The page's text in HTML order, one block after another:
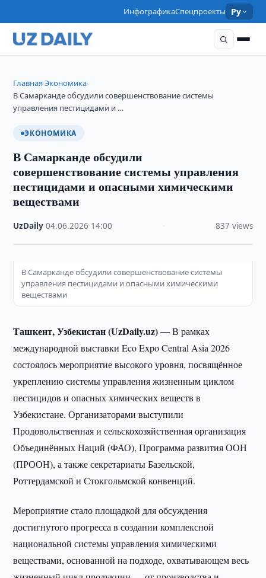
ИнфографикаСпецпроекты Ру
Главная›Экономика›
В Самарканде обсудили совершенствование системы
управления пестицидами и …
ЭКОНОМИКА
В Самарканде обсудили
совершенствование системы управления
пестицидами и опасными химическими
веществами
UzDaily ·04.06.2026 14:00 837 views
В Самарканде обсудили совершенствование системы
управления пестицидами и опасными химическими
веществами
Ташкент, Узбекистан (UzDaily.uz) —В рамках
международной выставки Eco Expo Central Asia 2026
состоялось мероприятие высокого уровня, посвящённое
укреплению системы управления жизненным циклом
пестицидов и опасных химических веществ в
Узбекистане. Организаторами выступили
Продовольственная и сельскохозяйственная организация
Объединённых Наций (ФАО), Программа развития ООН
(ПРООН), а также секретариаты Базельской,
Роттердамской и Стокгольмской конвенций.
Мероприятие стало площадкой для обсуждения
достигнутого прогресса в создании комплексной
национальной системы управления химическими
веществами, основанной на подходе, охватывающем весь